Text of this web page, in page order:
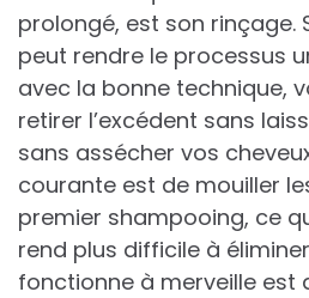
prolongé, est son rinçage.
peut rendre le processus
avec la bonne technique,
retirer l’excédent sans
sans assécher vos
courante est de mouiller
premier shampooing, ce
rend plus difficile à
fonctionne à merveille est